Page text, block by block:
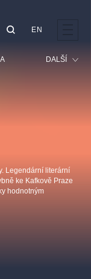
DALŠÍ
Sport
Ostatní
EN
Legendární literární
ke Kafkově Praze
hodnotným